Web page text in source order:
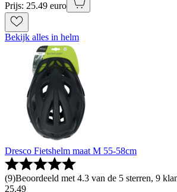
Prijs: 25.49 euro
Bekijk alles in helm
Dresco Fietshelm maat M 55-58cm
(9)Beoordeeld met 4.3 van de 5 sterren, 9
25.49